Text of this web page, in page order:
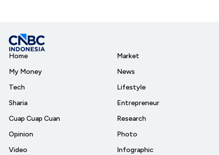
Home
My Money
Tech
Sharia
Cuap Cuap Cuan
Opinion
Video
Market
News
Lifestyle
Entrepreneur
Research
Photo
Infographic